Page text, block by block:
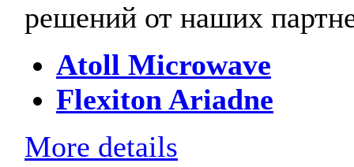
решений от наших
Atoll Microwave
Flexiton Ariadne
More details